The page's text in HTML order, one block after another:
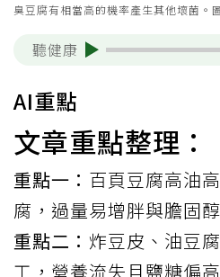
臭豆腐有相當高的機率產生其他壞菌。
聽健康
AI重點
文章重點整理：
重點一： 百頁豆腐高油
腐，過量易增胖與膽固
重點二： 炸豆皮、油豆
工，營養流失且鹽糖偏高